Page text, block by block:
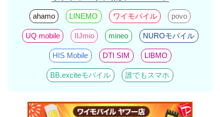
ahamo LINEMO ワイモバイル povo
UQ mobile IIJmio mineo NUROモバイル
HIS Mobile DTI SIM LIBMO
BB.exciteモバイル 誰でもスマホ